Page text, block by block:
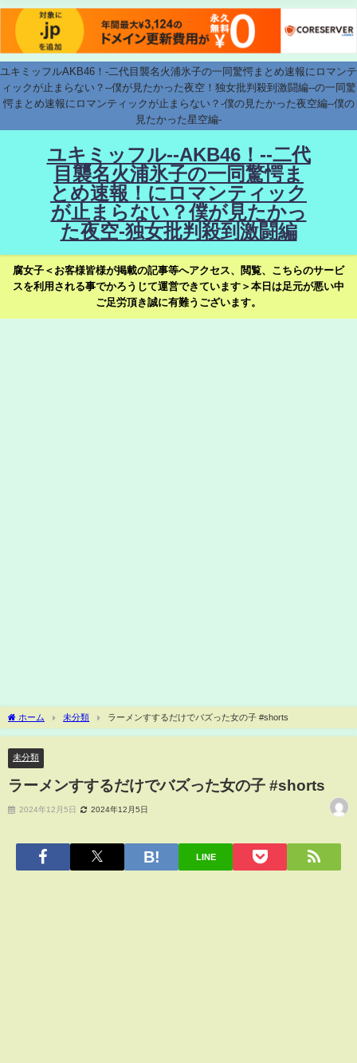
ユキミッフルAKB46！-二代目襲名火浦氷子の一同驚愕まとめ速報にロマンテ
ィックが止まらない？--僕が見たかった夜空！独女批判殺到激闘編--の一同驚
愕まとめ速報にロマンティックが止まらない？-僕の見たかった夜空編--僕の
見たかった星空編-
ユキミッフル--AKB46！--二代
目襲名火浦氷子の一同驚愕ま
とめ速報！にロマンティック
が止まらない？僕が見たかっ
た夜空-独女批判殺到激闘編
腐女子＜お客様皆様が掲載の記事等へアクセス、閲覧、こちらのサービ
スを利用される事でかろうじて運営できています＞本日は足元が悪い中
ご足労頂き誠に有難うございます。
ホーム 未分類 ラーメンすするだけでバズった女の子 #shorts
未分類
ラーメンすするだけでバズった女の子 #shorts
2024年12月5日 2024年12月5日
LINE